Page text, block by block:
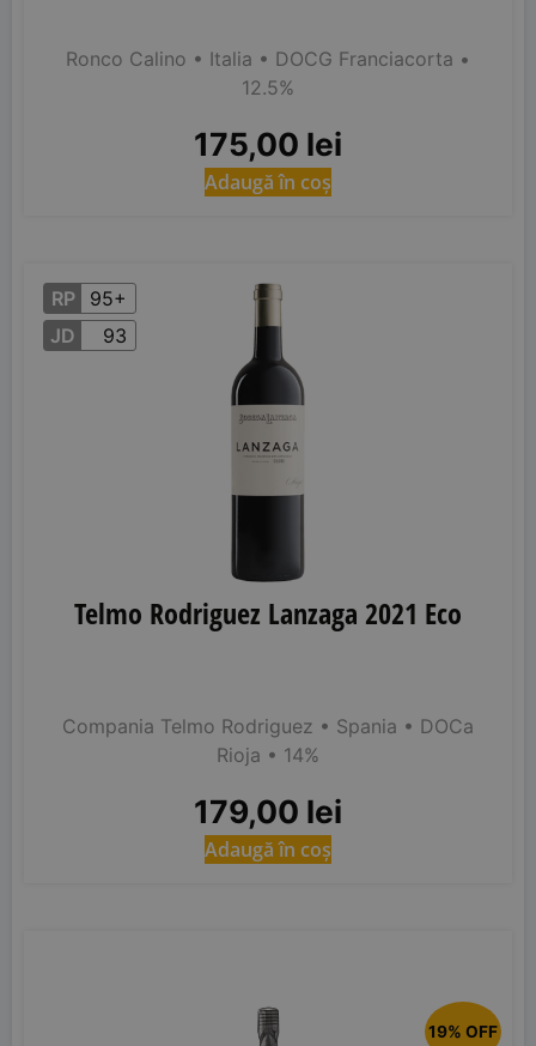
Ronco Calino • Italia • DOCG Franciacorta •
12.5%
175,00 lei
Adaugă în coș
RP
95+
JD
93
Telmo Rodriguez Lanzaga 2021 Eco
Compania Telmo Rodriguez • Spania • DOCa
Rioja • 14%
179,00 lei
Adaugă în coș
19% OFF